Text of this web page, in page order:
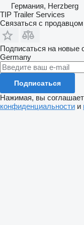
Германия, Herzberg
TIP Trailer Services
Связаться с продавцом
Подписаться на новые
Germany
Подписаться
Нажимая, вы
конфиденциальности и